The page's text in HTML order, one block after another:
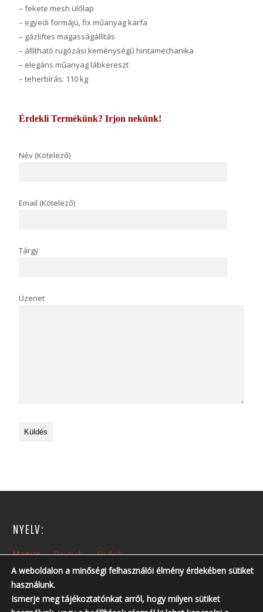
– fekete mesh ülőlap
– egyedi formájú, fix műanyag karfa
– gázliftes magasságállítás
– állítható rugózási keménységű hintamechanika
– elegáns műanyag lábkereszt
– teherbírás: 110 kg
Érdekli Termékünk? Irjon nekünk!
Név (Kötelező)
Email (Kötelező)
Tárgy
Üzenet
NYELV:
Magyar Deutsch English
NYITVA TARTÁS:
Hétfőtől – Péntekig: 10:00 – 14:00
A weboldalon a minőségi felhasználói élmény érdekében sütiket
használunk.
Ismerje meg tájékoztatónkat arról, hogy milyen sütiket